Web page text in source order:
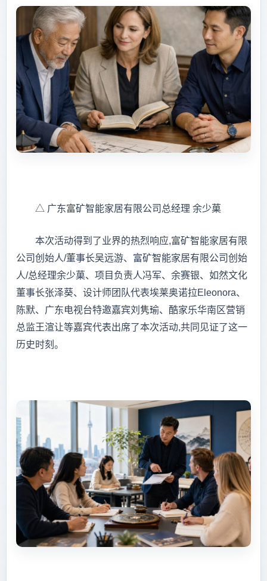
△ 广东富矿智能家居有限公司总经理 余少菓
本次活动得到了业界的热烈响应,富矿智能家居有限
公司创始人/董事长吴远游、富矿智能家居有限公司创始
人/总经理余少菓、项目负责人冯军、余赛银、如然文化
董事长张泽葵、设计师团队代表埃莱奥诺拉Eleonora、
陈默、广东电视台特邀嘉宾刘隽瑜、酷家乐华南区营销
总监王渲让等嘉宾代表出席了本次活动,共同见证了这一
历史时刻。